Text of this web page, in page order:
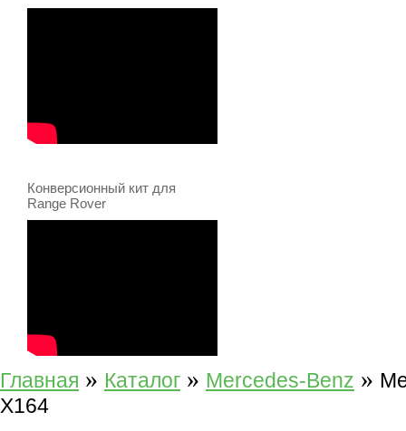
Конверсионный кит для
Range Rover
Главная » Каталог » Mercedes-Benz »
X164